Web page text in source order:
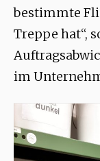
bestimmte
Treppe hat“,
im